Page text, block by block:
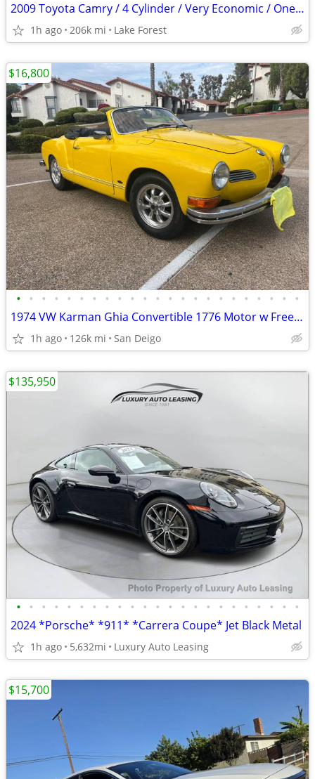
2009 Toyota Camry / 4 Cylinder / Very Economic / One Owner
1h ago 206k mi Lake Forest
• • • • • • • • • • • • • • • • • • • • • • •
1974 VW Karman Ghia Convertible 1776 Motor w Freeway Flyer Trans
1h ago 126k mi San Deigo
$16,800
• • • • • • • • • • • • • • • • • • • • • • •
2024 *Porsche* *911* *Carrera Coupe* Jet Black Metal
1h ago 5,632mi Luxury Auto Leasing
$135,950
$15,700